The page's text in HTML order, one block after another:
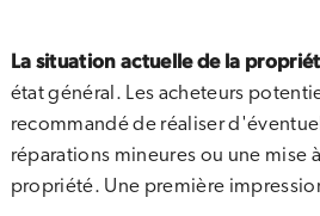
La situation actuelle de la
état général. Les acheteurs
recommandé de réaliser
réparations mineures ou une mise
propriété. Une première